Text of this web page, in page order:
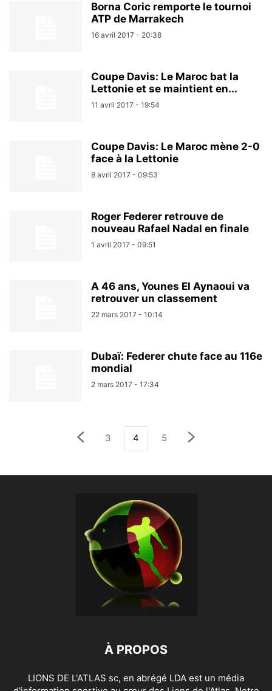
Borna Coric remporte le tournoi
ATP de Marrakech
16 avril 2017 - 20:38
Coupe Davis: Le Maroc bat la
Lettonie et se maintient en...
11 avril 2017 - 19:54
Coupe Davis: Le Maroc mène 2-0
face à la Lettonie
8 avril 2017 - 09:53
Roger Federer retrouve de
nouveau Rafael Nadal en finale
1 avril 2017 - 09:51
A 46 ans, Younes El Aynaoui va
retrouver un classement
22 mars 2017 - 10:14
Dubaï: Federer chute face au 116e
mondial
2 mars 2017 - 17:34
3 4 5
À PROPOS
LIONS DE L'ATLAS sc, en abrégé LDA est un média